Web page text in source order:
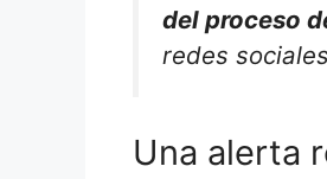
del proceso
redes
Una alerta